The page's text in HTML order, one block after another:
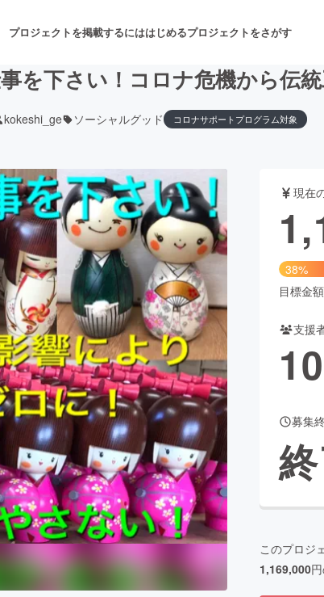
プロジェクトを掲載するにははじめるプロジェクトをさがす
舞台・パフォーマンス
ーム・サービス開発 フード・飲食店
・雑誌出版 アニメ・漫画
レンジ ビューティー・ヘルス
CAMPFIRE for Social Good
CAMPFIRE Creation
CAMPFIREふるさと納税machi-yaコミュニティ
を下さい！コロナ危機から伝統
kokeshi_ge ソーシャルグッド コロナサポートプログラム対象
現在
38%
目標金
支援
募集
このプロジ
1,169,000